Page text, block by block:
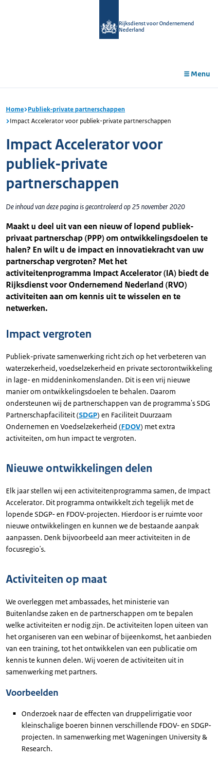
Rijksdienst voor Ondernemend
Nederland
Menu
Home Publiek-private partnerschappen
Impact Accelerator voor publiek-private partnerschappen
Impact Accelerator voor
publiek-private
partnerschappen
De inhoud van deze pagina is gecontroleerd op 25 november 2020
Maakt u deel uit van een nieuw of lopend publiek-
privaat partnerschap (PPP) om ontwikkelingsdoelen te
halen? En wilt u de impact en innovatiekracht van uw
partnerschap vergroten? Met het
activiteitenprogramma Impact Accelerator (IA) biedt de
Rijksdienst voor Ondernemend Nederland (RVO)
activiteiten aan om kennis uit te wisselen en te
netwerken.
Impact vergroten
Publiek-private samenwerking richt zich op het verbeteren van
waterzekerheid, voedselzekerheid en private sectorontwikkeling
in lage- en middeninkomenslanden. Dit is een vrij nieuwe
manier om ontwikkelingsdoelen te behalen. Daarom
ondersteunen wij de partnerschappen van de programma's SDG
Partnerschapfaciliteit (SDGP) en Faciliteit Duurzaam
Ondernemen en Voedselzekerheid (FDOV) met extra
activiteiten, om hun impact te vergroten.
Nieuwe ontwikkelingen delen
Elk jaar stellen wij een activiteitenprogramma samen, de Impact
Accelerator. Dit programma ontwikkelt zich tegelijk met de
lopende SDGP- en FDOV-projecten. Hierdoor is er ruimte voor
nieuwe ontwikkelingen en kunnen we de bestaande aanpak
aanpassen. Denk bijvoorbeeld aan meer activiteiten in de
focusregio's.
Activiteiten op maat
We overleggen met ambassades, het ministerie van
Buitenlandse zaken en de partnerschappen om te bepalen
welke activiteiten er nodig zijn. De activiteiten lopen uiteen van
het organiseren van een webinar of bijeenkomst, het aanbieden
van een training, tot het ontwikkelen van een publicatie om
kennis te kunnen delen. Wij voeren de activiteiten uit in
samenwerking met partners.
Voorbeelden
Onderzoek naar de effecten van druppelirrigatie voor
kleinschalige boeren binnen verschillende FDOV- en SDGP-
projecten. In samenwerking met Wageningen University &
Research.